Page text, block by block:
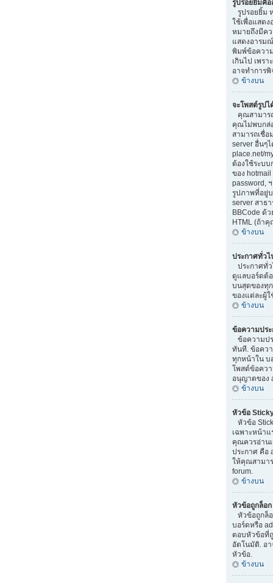
รูปรอยยิ้มคือ
รูปรอยยิ้ม
ใช้เพื่อแสดง
หมายถึงมีคว
แสดงอารม
พิมพ์ข้อควา
เกินไป เพร
อาจทำการ
ข้างบน
จะโพสต์รูปไ
คุณสามาร
คุณไม่พบกล่
สามารถเชื่อ
server อื่นๆ
place.net/
ต้องใช้ระบ
ของ
password,
รูปภาพที่อยู่
server สาธ
BBCode ด้
HTML (ถ้า
ข้างบน
ประกาศทั่วไ
ประกาศทั่
ดูแลบอร์ดต้
บนสุดของทุ
ของแต่ละผู้ใ
ข้างบน
ข้อความประ
ข้อความป
ทันที. ข้อคว
ทุกหน้าใน บ
โพสต์ข้อคว
อนุญาตของ
ข้างบน
หัวข้อ
หัวข้อ
เฉพาะหน้า
คุณควรอ่าน
ประกาศ คือ
ให้คุณสามา
forum.
ข้างบน
หัวข้อถูกล็อก
หัวข้อถูกล็อ
บอร์ดหรือ
ตอบหัวข้อที่
อัตโนมัติ. อ
หัวข้อ.
ข้างบน